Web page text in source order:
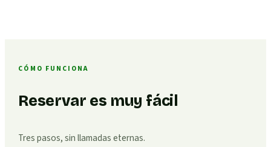
CÓMO FUNCIONA
Reservar es muy fácil
Tres pasos, sin llamadas eternas.